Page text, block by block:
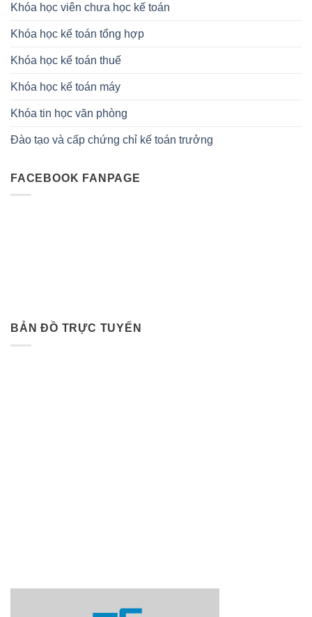
Khóa học viên chưa học kế toán
Khóa học kế toán tổng hợp
Khóa học kế toán thuế
Khóa học kế toán máy
Khóa tin học văn phòng
Đào tạo và cấp chứng chỉ kế toán trưởng
FACEBOOK FANPAGE
BẢN ĐỒ TRỰC TUYẾN